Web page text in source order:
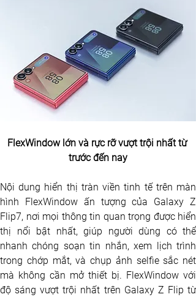
FlexWindow lớn và rực rỡ vượt trội nhất từ
trước đến nay
Nội dung hiển thị tràn viền tinh tế trên màn
hình FlexWindow ấn tượng của Galaxy Z
Flip7, nơi mọi thông tin quan trọng được hiển
thị nổi bật nhất, giúp người dùng có thể
nhanh chóng soạn tin nhắn, xem lịch trình
trong chớp mắt, và chụp ảnh selfie sắc nét
mà không cần mở thiết bị. FlexWindow với
độ sáng vượt trội nhất trên Galaxy Z Flip từ